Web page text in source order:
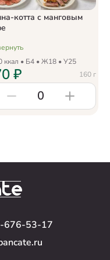
котта с манговым
ккал • Б4 • Ж18 • У25
160 г
₽
0
676-53-17